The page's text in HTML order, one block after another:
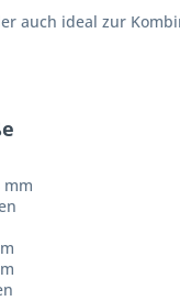
auch ideal zur
mm